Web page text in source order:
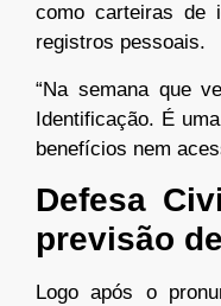
como carteiras de
registros pessoais.
“Na semana que
Identificação. É
benefícios nem
Defesa
previsão
Logo após o